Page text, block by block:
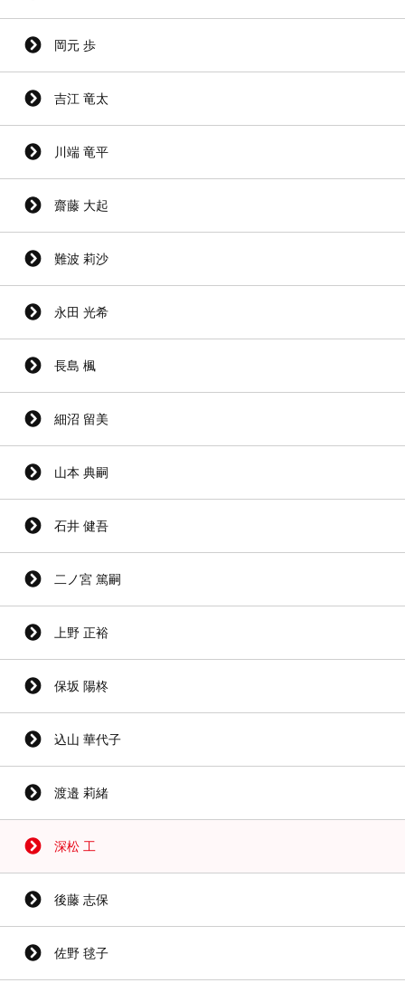
岡元 歩
吉江 竜太
川端 竜平
齋藤 大起
難波 莉沙
永田 光希
長島 楓
細沼 留美
山本 典嗣
石井 健吾
二ノ宮 篤嗣
上野 正裕
保坂 陽柊
込山 華代子
渡邉 莉緒
深松 工
後藤 志保
佐野 毬子